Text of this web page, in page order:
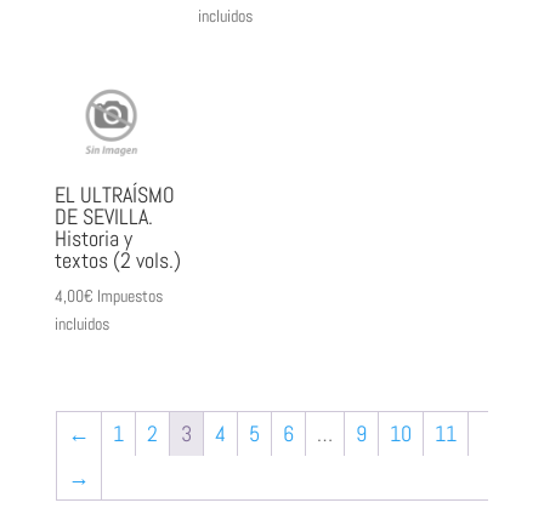
incluidos
EL ULTRAÍSMO
DE SEVILLA.
Historia y
textos (2 vols.)
4,00€ Impuestos
incluidos
← 1 2 3 4 5 6 … 9 10
11
→